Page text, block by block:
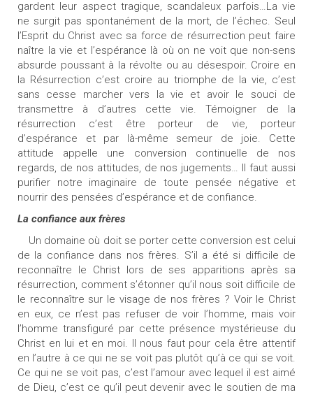
gardent leur aspect tragique, scandaleux parfois…La vie
ne surgit pas spontanément de la mort, de l’échec. Seul
l’Esprit du Christ avec sa force de résurrection peut faire
naître la vie et l’espérance là où on ne voit que non-sens
absurde poussant à la révolte ou au désespoir. Croire en
la Résurrection c’est croire au triomphe de la vie, c’est
sans cesse marcher vers la vie et avoir le souci de
transmettre à d’autres cette vie. Témoigner de la
résurrection c’est être porteur de vie, porteur
d’espérance et par là-même semeur de joie. Cette
attitude appelle une conversion continuelle de nos
regards, de nos attitudes, de nos jugements… Il faut aussi
purifier notre imaginaire de toute pensée négative et
nourrir des pensées d’espérance et de confiance.
La confiance aux frères
Un domaine où doit se porter cette conversion est celui
de la confiance dans nos frères. S’il a été si difficile de
reconnaître le Christ lors de ses apparitions après sa
résurrection, comment s’étonner qu’il nous soit difficile de
le reconnaître sur le visage de nos frères ? Voir le Christ
en eux, ce n’est pas refuser de voir l’homme, mais voir
l’homme transfiguré par cette présence mystérieuse du
Christ en lui et en moi. Il nous faut pour cela être attentif
en l’autre à ce qui ne se voit pas plutôt qu’à ce qui se voit.
Ce qui ne se voit pas, c’est l’amour avec lequel il est aimé
de Dieu, c’est ce qu’il peut devenir avec le soutien de ma